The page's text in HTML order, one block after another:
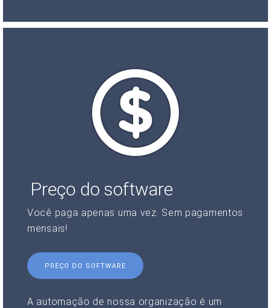
Preço do software
Você paga apenas uma vez. Sem pagamentos
mensais!
PREÇO DO SOFTWARE
A automação de nossa organização é um